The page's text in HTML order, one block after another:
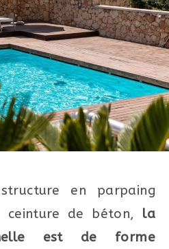
en parpaing
ceinture de béton, la
est de forme